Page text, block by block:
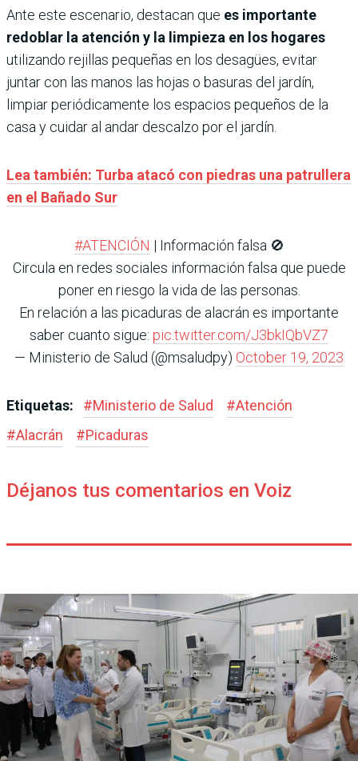
Ante este escenario, destacan que es importante
redoblar la atención y la limpieza en los hogares
utilizando rejillas pequeñas en los desagües, evitar
juntar con las manos las hojas o basuras del jardín,
limpiar periódicamente los espacios pequeños de la
casa y cuidar al andar descalzo por el jardín.
Lea también: Turba atacó con piedras una patrullera
en el Bañado Sur
#ATENCIÓN | Información falsa 🚫
Circula en redes sociales información falsa que puede
poner en riesgo la vida de las personas.
En relación a las picaduras de alacrán es importante
saber cuanto sigue: pic.twitter.com/J3bkIQbVZ7
— Ministerio de Salud (@msaludpy) October 19, 2023
Etiquetas: #Ministerio de Salud #Atención
#Alacrán #Picaduras
Déjanos tus comentarios en Voiz